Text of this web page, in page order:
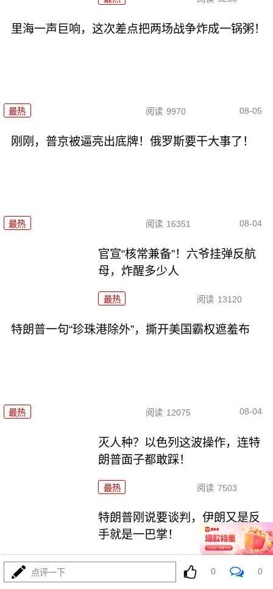
里海一声巨响，这次差点把两场战争炸成一锅粥！
最热 阅读 9970 08-05
刚刚，普京被逼亮出底牌！俄罗斯要干大事了！
最热 阅读 16351 08-04
官宣“核常兼备”！六爷挂弹反航
母，炸醒多少人
最热 阅读 13120
特朗普一句“珍珠港除外”，撕开美国霸权遮羞布
最热 阅读 12075 08-04
灭人种？以色列这波操作，连特
朗普面子都敢踩！
最热 阅读 7503
特朗普刚说要谈判，伊朗又是反
手就是一巴掌！
最热
点评一下 0 0